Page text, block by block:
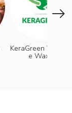
KeraGreen
e Waxes